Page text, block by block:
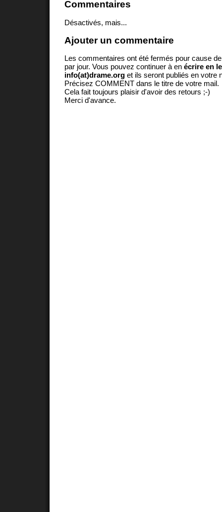
Commentaires
Désactivés, mais...
Ajouter un commentaire
Les commentaires ont été fermés pour cause
par jour. Vous pouvez continuer à en écrire en
info(at)drame.org et ils seront publiés en votre
Précisez COMMENT dans le titre de votre mail.
Cela fait toujours plaisir d'avoir des retours ;-)
Merci d'avance.